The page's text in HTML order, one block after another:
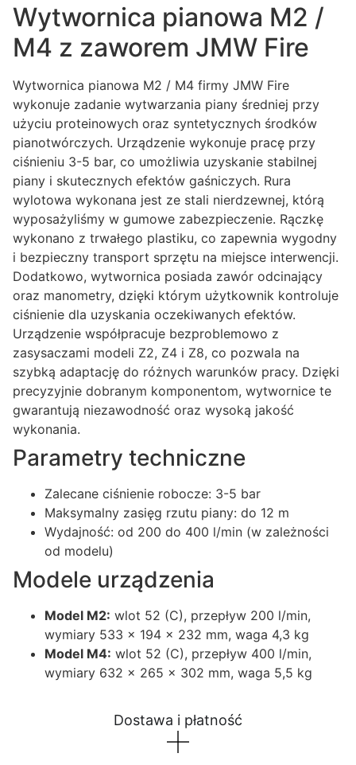
Wytwornica pianowa M2 /
M4 z zaworem JMW Fire
Wytwornica pianowa M2 / M4 firmy JMW Fire
wykonuje zadanie wytwarzania piany średniej przy
użyciu proteinowych oraz syntetycznych środków
pianotwórczych. Urządzenie wykonuje pracę przy
ciśnieniu 3-5 bar, co umożliwia uzyskanie stabilnej
piany i skutecznych efektów gaśniczych. Rura
wylotowa wykonana jest ze stali nierdzewnej, którą
wyposażyliśmy w gumowe zabezpieczenie. Rączkę
wykonano z trwałego plastiku, co zapewnia wygodny
i bezpieczny transport sprzętu na miejsce interwencji.
Dodatkowo, wytwornica posiada zawór odcinający
oraz manometry, dzięki którym użytkownik kontroluje
ciśnienie dla uzyskania oczekiwanych efektów.
Urządzenie współpracuje bezproblemowo z
zasysaczami modeli Z2, Z4 i Z8, co pozwala na
szybką adaptację do różnych warunków pracy. Dzięki
precyzyjnie dobranym komponentom, wytwornice te
gwarantują niezawodność oraz wysoką jakość
wykonania.
Parametry techniczne
Zalecane ciśnienie robocze: 3-5 bar
Maksymalny zasięg rzutu piany: do 12 m
Wydajność: od 200 do 400 l/min (w zależności
od modelu)
Modele urządzenia
Model M2: wlot 52 (C), przepływ 200 l/min,
wymiary 533 x 194 x 232 mm, waga 4,3 kg
Model M4: wlot 52 (C), przepływ 400 l/min,
wymiary 632 x 265 x 302 mm, waga 5,5 kg
Dostawa i płatność